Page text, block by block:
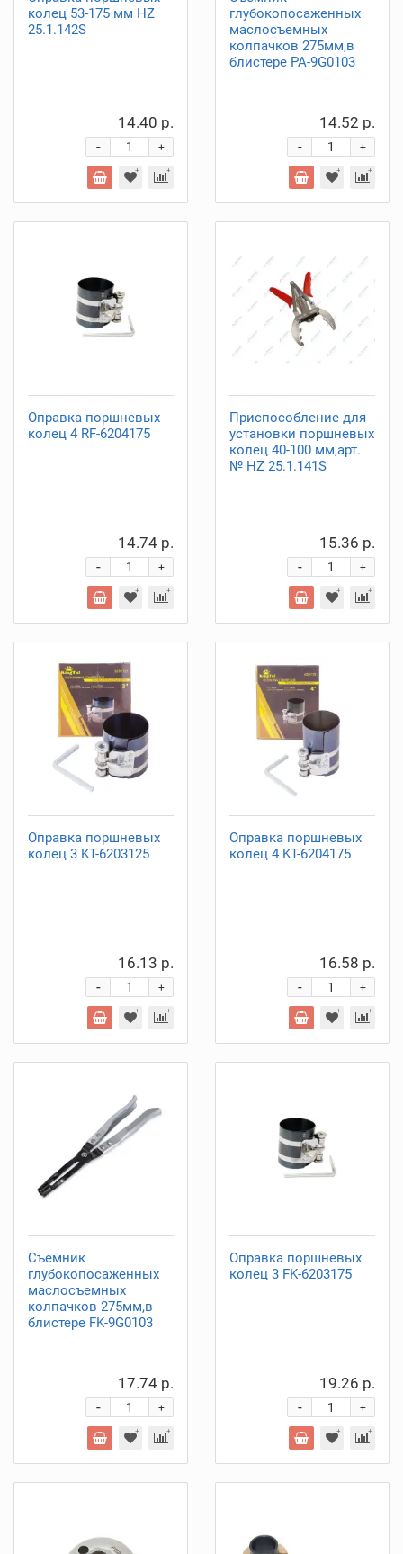
колец 53-175 мм HZ
25.1.142S
14.40 р.
+
-
глубокопосаженных
маслосъемных
колпачков 275мм,в
блистере PA-9G0103
14.52 р.
+
-
Оправка поршневых
колец 4 RF-6204175
14.74 р.
+
-
Приспособление для
установки поршневых
колец 40-100 мм,арт.
№ HZ 25.1.141S
15.36 р.
+
-
Оправка поршневых
колец 3 KT-6203125
16.13 р.
+
-
Оправка поршневых
колец 4 KT-6204175
16.58 р.
+
-
Съемник
глубокопосаженных
маслосъемных
колпачков 275мм,в
блистере FK-9G0103
17.74 р.
+
-
Оправка поршневых
колец 3 FK-6203175
19.26 р.
+
-